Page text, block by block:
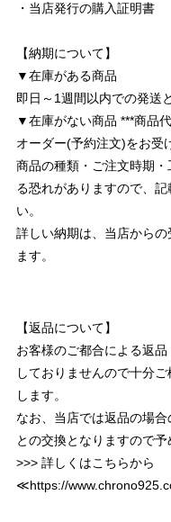
・当店発行の購入証明書
【納期について】
▼在庫がある商品
即日～1週間以内での発送
▼在庫がない商品 ***商品
オーダー(予約注文)をお受
商品の種類・ご注文時期
る恐れがありますので、
い。
詳しい納期は、当店から
ます。
【返品について】
お客様のご都合による返
しておりませんので十分
します。
なお、当店では返品の場
との交換となりますので予
>>> 詳しくはこちらから
≪https://